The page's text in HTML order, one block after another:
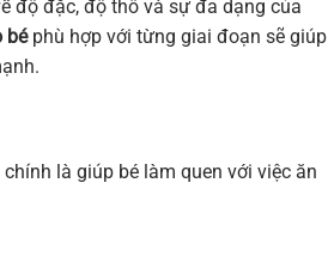
độ đặc, độ thô và sự đa dạng của
béphù hợp với từng giai đoạn sẽ
là giúp bé làm quen với việc ăn